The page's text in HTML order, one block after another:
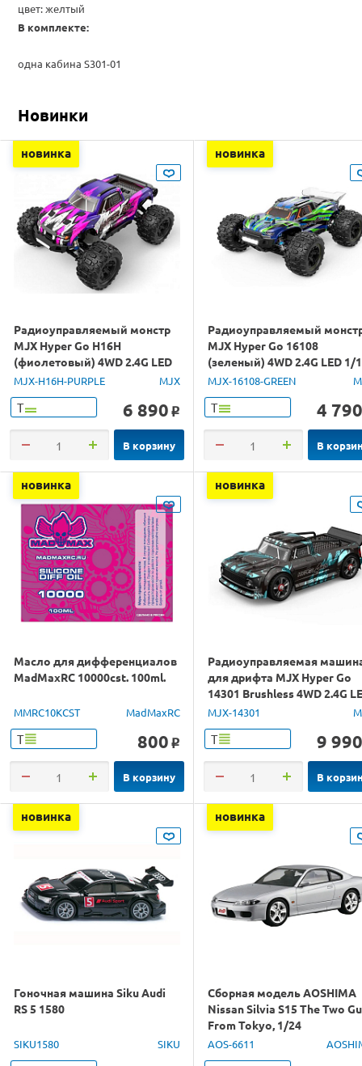
цвет: желтый
В комплекте:
одна кабина S301-01
Новинки
новинка
Радиоуправляемый монстр
MJX Hyper Go H16H
(фиолетовый) 4WD 2.4G LED
GPS 1/16 RTR
MJX-H16H-PURPLE MJX
Т 6 890 o
В корзину
новинка
Радиоуправляемый
MJX Hyper Go 16108
(зеленый) 4WD 2.4G LED 1/
RTR
MJX-16108-GREEN
Т 4 790
В
новинка
Масло для дифференциалов
MadMaxRC 10000cst. 100ml.
MMRC10KCST MadMaxRC
Т 800 o
В корзину
новинка
Радиоуправляемая
для дрифта MJX Hyper Go
14301 Brushless 4WD 2.4G
1/14 RTR
MJX-14301
Т 9 990
В
новинка
Гоночная машина Siku Audi
RS 5 1580
SIKU1580 SIKU
новинка
Сборная модель AOSHIMA
Nissan Silvia S15 The Two
From Tokyo, 1/24
AOS-6611